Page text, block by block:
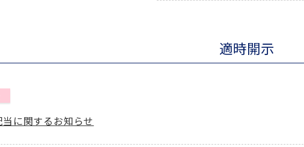
適時開示
に関するお知らせ